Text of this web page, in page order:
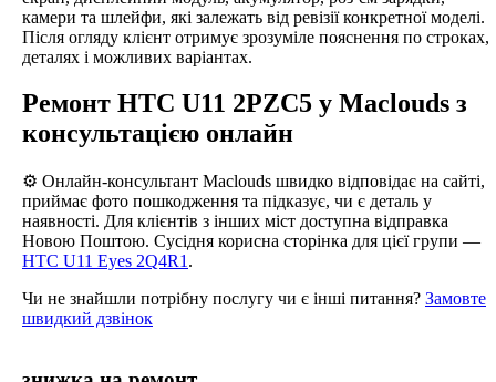
камери та шлейфи, які залежать від ревізії конкретної моделі.
Після огляду клієнт отримує зрозуміле пояснення по строках,
деталях і можливих варіантах.
Ремонт HTC U11 2PZC5 у Maclouds з
консультацією онлайн
⚙️ Онлайн-консультант Maclouds швидко відповідає на сайті,
приймає фото пошкодження та підказує, чи є деталь у
наявності. Для клієнтів з інших міст доступна відправка
Новою Поштою. Сусідня корисна сторінка для цієї групи —
HTC U11 Eyes 2Q4R1 .
Чи не знайшли потрібну послугу чи є інші питання? Замовте
швидкий дзвінок